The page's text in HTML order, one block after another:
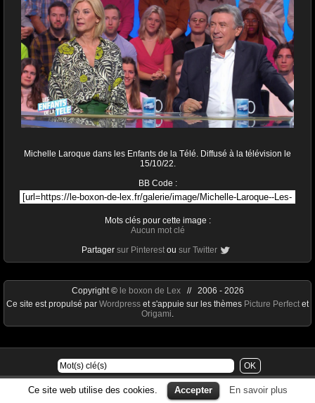
Michelle Laroque dans les Enfants de la Télé. Diffusé à la télévision le
15/10/22.
BB Code :
Mots clés pour cette image :
Aucun mot clé
Partager sur Pinterest ou sur Twitter
Ce site web utilise des cookies. Accepter En savoir plus
Copyright © le boxon de Lex// 2006 - 2026
Ce site est propulsé par Wordpress et s'appuie sur les thèmes Picture Perfect et
Origami.